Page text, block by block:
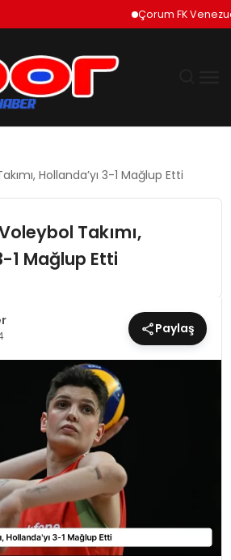
Çorum FK
Hollanda’yı 3-1 Mağlup Etti
Takımı,
1 Mağlup Etti
Paylaş